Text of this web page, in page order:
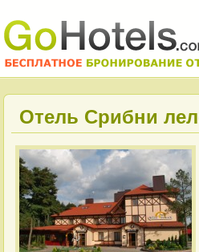
Отель Срибни